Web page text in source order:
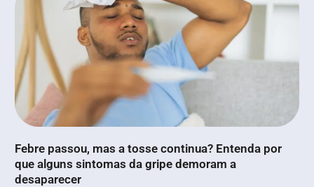
Febre passou, mas a tosse continua? Entenda por
que alguns sintomas da gripe demoram a
desaparecer